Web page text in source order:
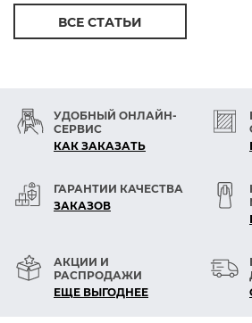
ВСЕ СТАТЬИ
УДОБНЫЙ ОНЛАЙН-
СЕРВИС
КАК ЗАКАЗАТЬ
ГАРАНТИИ КАЧЕСТВА
ЗАКАЗОВ
АКЦИИ И
РАСПРОДАЖИ
ЕЩЕ ВЫГОДНЕЕ